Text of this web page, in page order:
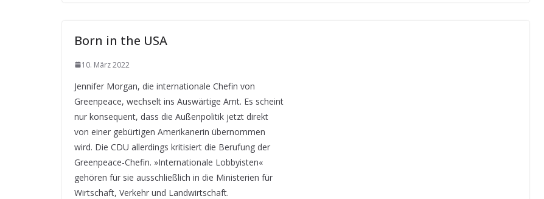
Born in the USA
10. März 2022
Jennifer Morgan, die internationale Chefin von
Greenpeace, wechselt ins Auswärtige Amt. Es scheint
nur konsequent, dass die Außenpolitik jetzt direkt
von einer gebürtigen Amerikanerin übernommen
wird. Die CDU allerdings kritisiert die Berufung der
Greenpeace-Chefin. »Internationale Lobbyisten«
gehören für sie ausschließlich in die Ministerien für
Wirtschaft, Verkehr und Landwirtschaft.